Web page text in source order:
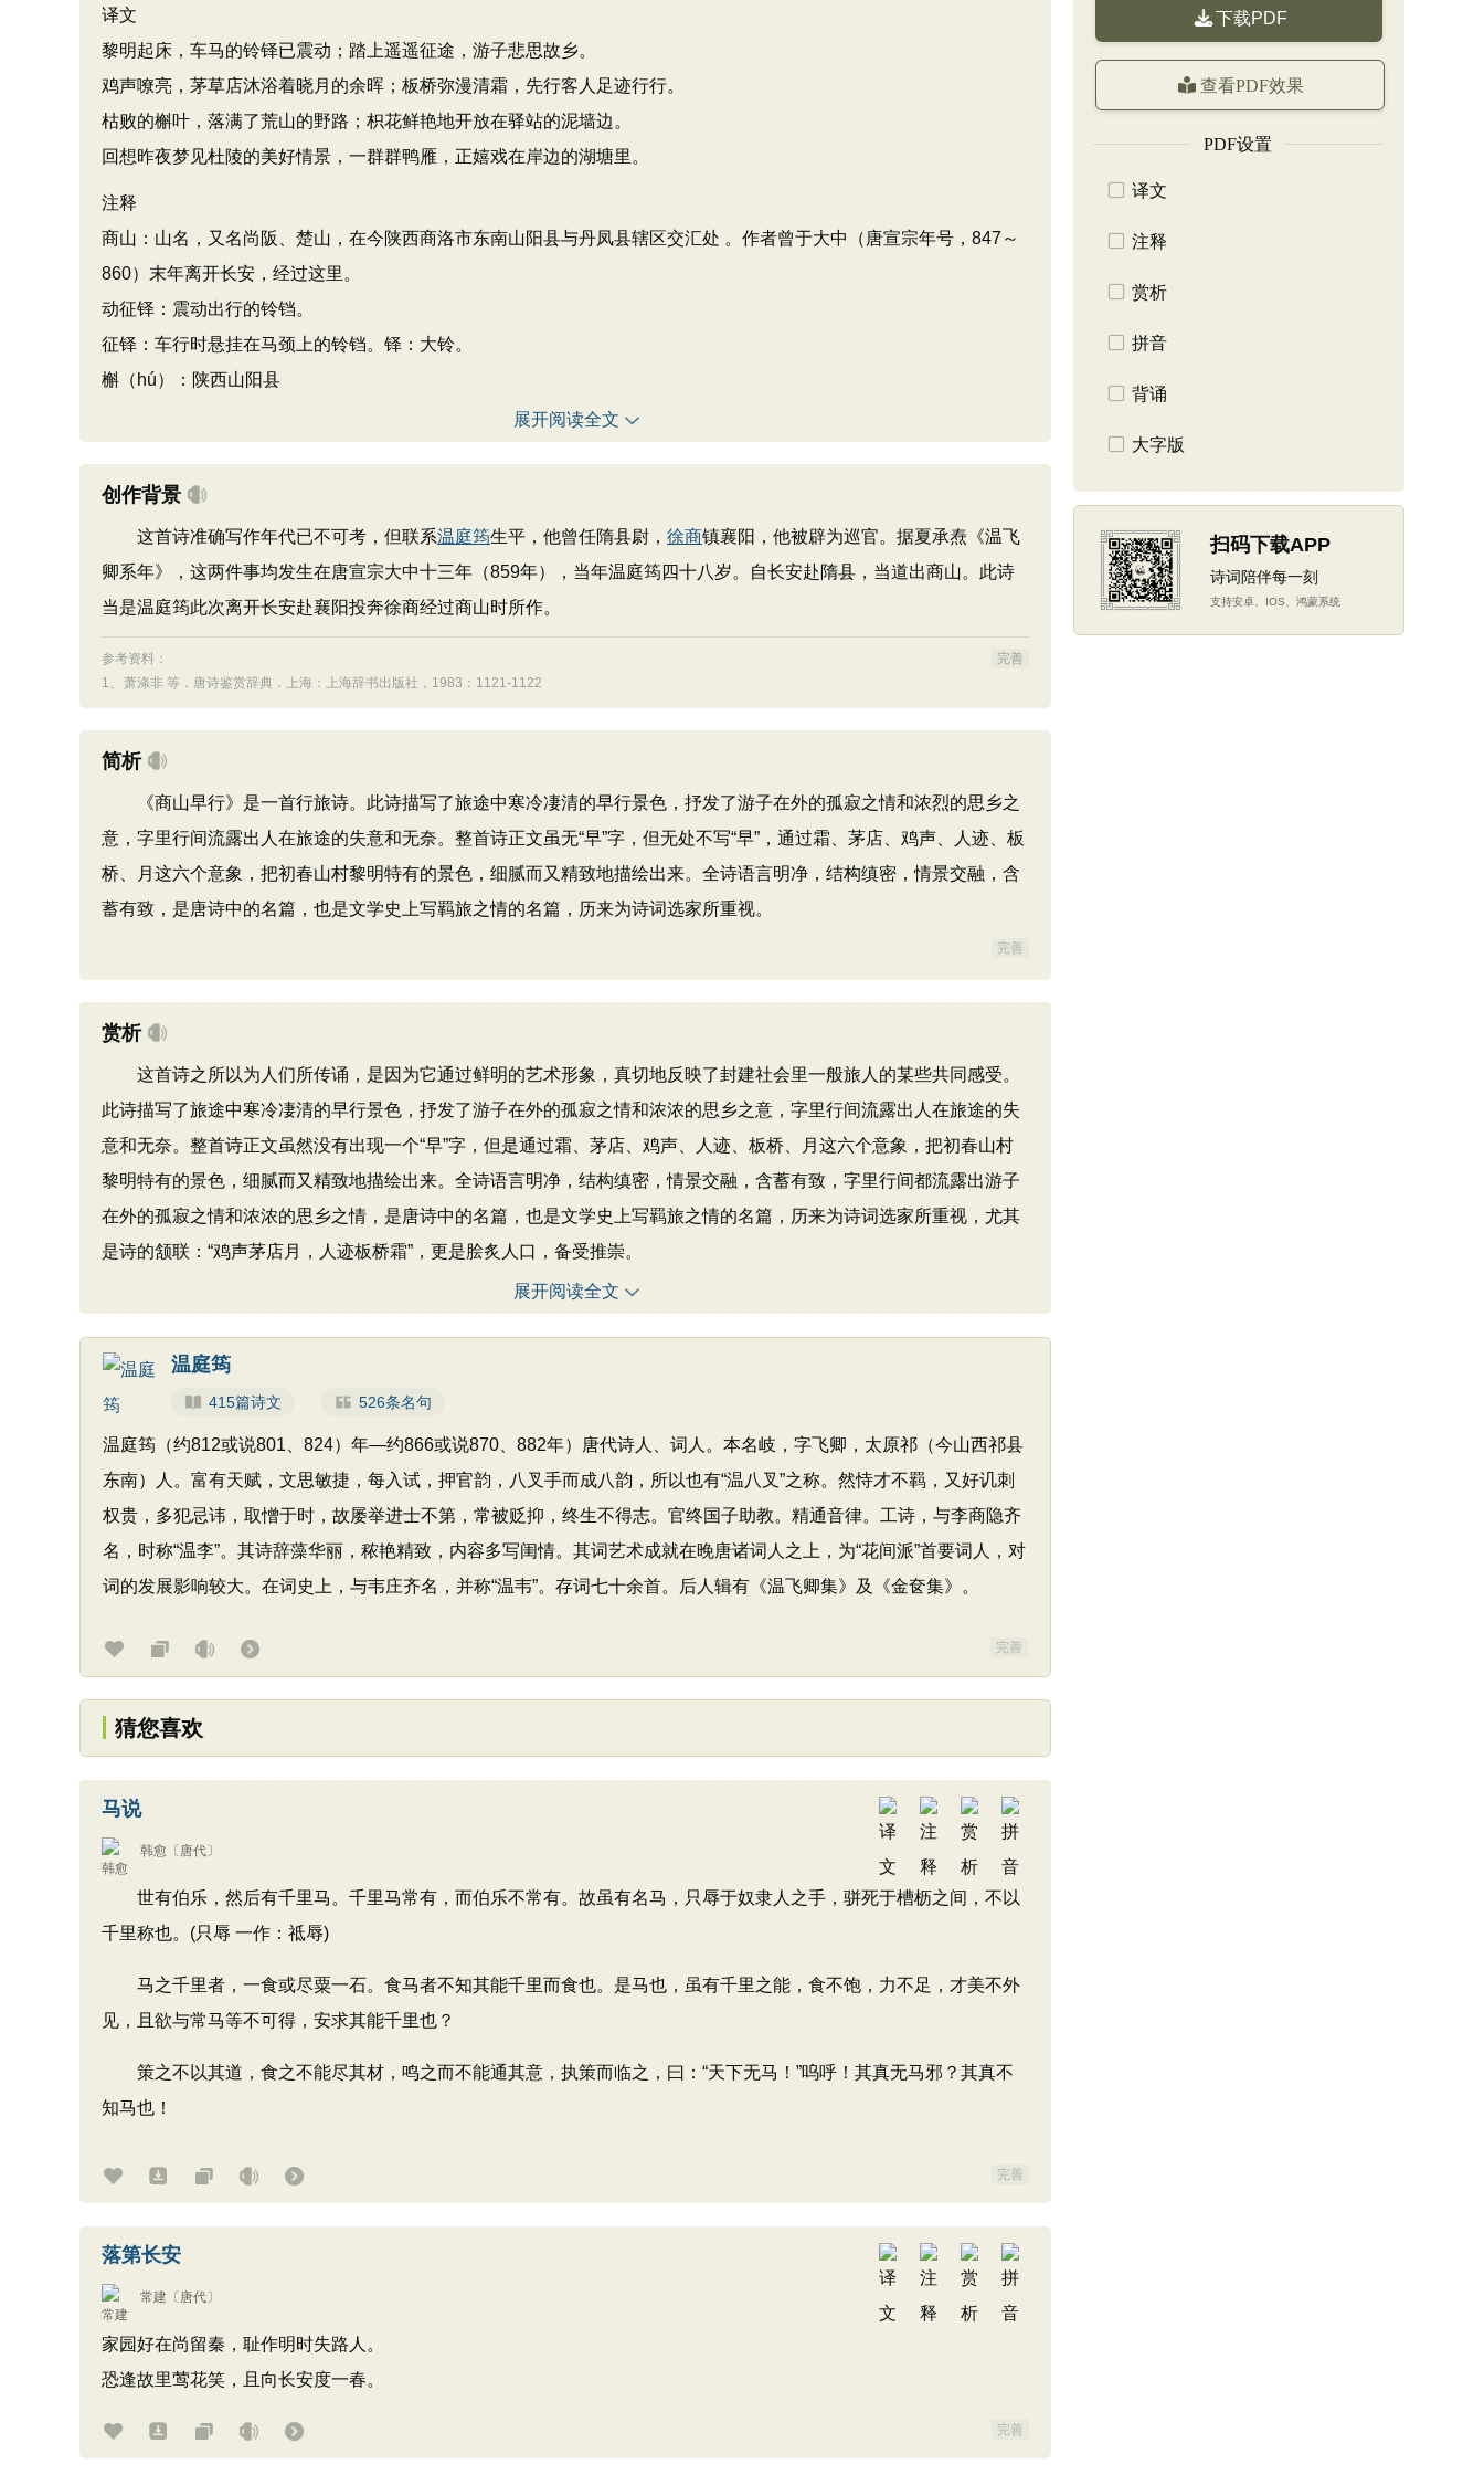
译文
黎明起床，车马的铃铎已震动；踏上遥遥征途，游子悲思故乡。
鸡声嘹亮，茅草店沐浴着晓月的余晖；板桥弥漫清霜，先行客人足迹行行。
枯败的槲叶，落满了荒山的野路；枳花鲜艳地开放在驿站的泥墙边。
回想昨夜梦见杜陵的美好情景，一群群鸭雁，正嬉戏在岸边的湖塘里。
注释
商山：山名，又名尚阪、楚山，在今陕西商洛市东南山阳县与丹凤县辖区交汇处 。作者曾于大中（唐宣宗年号，847～
860）末年离开长安，经过这里。
动征铎：震动出行的铃铛。
征铎：车行时悬挂在马颈上的铃铛。铎：大铃。
槲（hú）：陕西山阳县
展开阅读全文
创作背景
这首诗准确写作年代已不可考，但联系温庭筠生平，他曾任隋县尉， 徐商镇襄阳，他被辟为巡官。据夏承焘《温飞
卿系年》，这两件事均发生在唐宣宗大中十三年（859年），当年温庭筠四十八岁。自长安赴隋县，当道出商山。此诗
当是温庭筠此次离开长安赴襄阳投奔徐商经过商山时所作。
参考资料：
完善
1、 萧涤非 等．唐诗鉴赏辞典．上海：上海辞书出版社，1983：1121-1122
简析
《商山早行》是一首行旅诗。此诗描写了旅途中寒冷凄清的早行景色，抒发了游子在外的孤寂之情和浓烈的思乡之
意，字里行间流露出人在旅途的失意和无奈。整首诗正文虽无“早”字，但无处不写“早”，通过霜、茅店、鸡声、人迹、板
桥、月这六个意象，把初春山村黎明特有的景色，细腻而又精致地描绘出来。全诗语言明净，结构缜密，情景交融，含
蓄有致，是唐诗中的名篇，也是文学史上写羁旅之情的名篇，历来为诗词选家所重视。
完善
赏析
这首诗之所以为人们所传诵，是因为它通过鲜明的艺术形象，真切地反映了封建社会里一般旅人的某些共同感受。
此诗描写了旅途中寒冷凄清的早行景色，抒发了游子在外的孤寂之情和浓浓的思乡之意，字里行间流露出人在旅途的失
意和无奈。整首诗正文虽然没有出现一个“早”字，但是通过霜、茅店、鸡声、人迹、板桥、月这六个意象，把初春山村
黎明特有的景色，细腻而又精致地描绘出来。全诗语言明净，结构缜密，情景交融，含蓄有致，字里行间都流露出游子
在外的孤寂之情和浓浓的思乡之情，是唐诗中的名篇，也是文学史上写羁旅之情的名篇，历来为诗词选家所重视，尤其
是诗的颔联：“鸡声茅店月，人迹板桥霜”，更是脍炙人口，备受推崇。
展开阅读全文
温庭筠
415篇诗文 526条名句
温庭筠（约812或说801、824）年—约866或说870、882年）唐代诗人、词人。本名岐，字飞卿，太原祁（今山西祁县
东南）人。富有天赋，文思敏捷，每入试，押官韵，八叉手而成八韵，所以也有“温八叉”之称。然恃才不羁，又好讥刺
权贵，多犯忌讳，取憎于时，故屡举进士不第，常被贬抑，终生不得志。官终国子助教。精通音律。工诗，与李商隐齐
名，时称“温李”。其诗辞藻华丽，秾艳精致，内容多写闺情。其词艺术成就在晚唐诸词人之上，为“花间派”首要词人，对
词的发展影响较大。在词史上，与韦庄齐名，并称“温韦”。存词七十余首。后人辑有《温飞卿集》及《金奁集》。
完善
猜您喜欢
马说
韩愈 〔唐代〕
世有伯乐，然后有千里马。千里马常有，而伯乐不常有。故虽有名马，只辱于奴隶人之手，骈死于槽枥之间，不以
千里称也。(只辱 一作：祗辱)
马之千里者，一食或尽粟一石。食马者不知其能千里而食也。是马也，虽有千里之能，食不饱，力不足，才美不外
见，且欲与常马等不可得，安求其能千里也？
策之不以其道，食之不能尽其材，鸣之而不能通其意，执策而临之，曰：“天下无马！”呜呼！其真无马邪？其真不
知马也！
完善
落第长安
常建 〔唐代〕
家园好在尚留秦，耻作明时失路人。
恐逢故里莺花笑，且向长安度一春。
完善
下载PDF
查看PDF效果
PDF设置
译文
注释
赏析
拼音
背诵
大字版
扫码下载APP
诗词陪伴每一刻
支持安卓、IOS、鸿蒙系统